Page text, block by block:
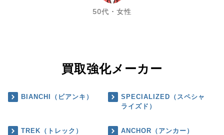
50代・女性
買取強化メーカー
BIANCHI（ビアンキ）
SPECIALIZED（スペシャ
ライズド）
TREK（トレック） ANCHOR（アンカー）